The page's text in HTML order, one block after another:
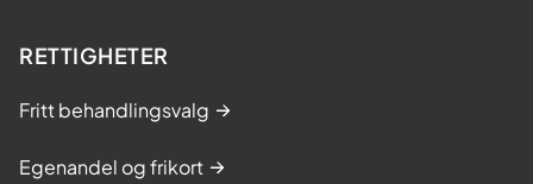
RETTIGHETER
Fritt behandlingsvalg
Egenandel og frikort